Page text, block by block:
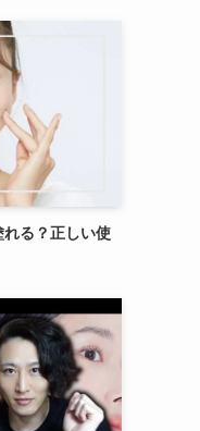
れる？正しい使